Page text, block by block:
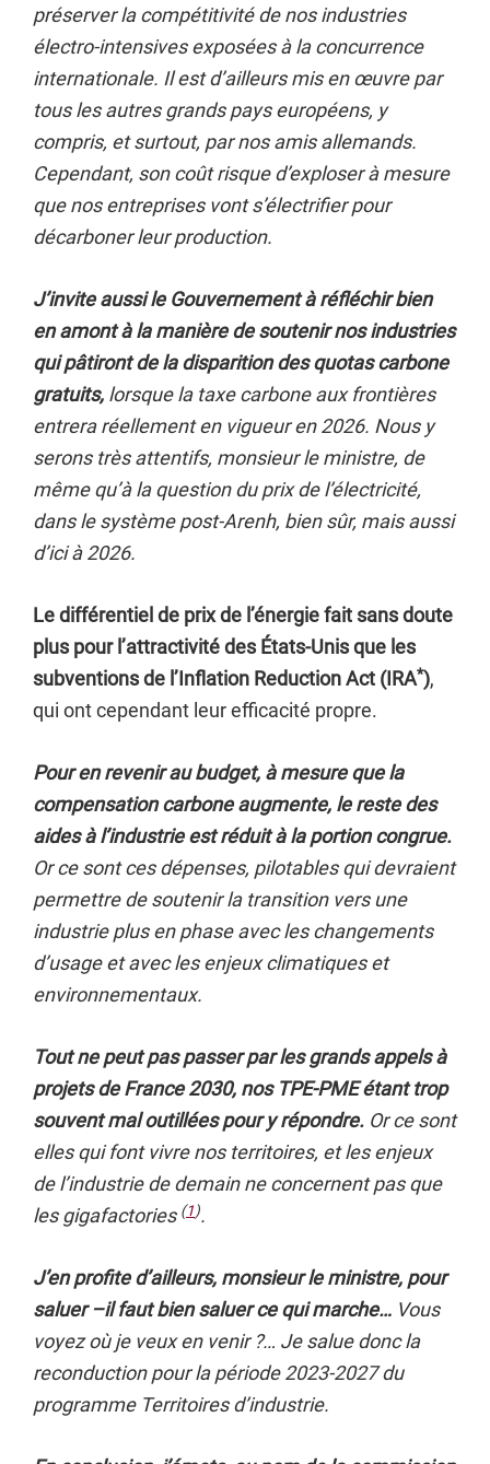
préserver la compétitivité de nos industries
électro-intensives exposées à la concurrence
internationale. Il est d’ailleurs mis en œuvre par
tous les autres grands pays européens, y
compris, et surtout, par nos amis allemands.
Cependant, son coût risque d’exploser à mesure
que nos entreprises vont s’électrifier pour
décarboner leur production.
J’invite aussi le Gouvernement à réfléchir bien
en amont à la manière de soutenir nos industries
qui pâtiront de la disparition des quotas carbone
gratuits, lorsque la taxe carbone aux frontières
entrera réellement en vigueur en 2026. Nous y
serons très attentifs, monsieur le ministre, de
même qu’à la question du prix de l’électricité,
dans le système post-Arenh, bien sûr, mais aussi
d’ici à 2026.
Le différentiel de prix de l’énergie fait sans doute
plus pour l’attractivité des États-Unis que les
subventions de l’Inflation Reduction Act (IRA*),
qui ont cependant leur efficacité propre.
Pour en revenir au budget, à mesure que la
compensation carbone augmente, le reste des
aides à l’industrie est réduit à la portion congrue.
Or ce sont ces dépenses, pilotables qui devraient
permettre de soutenir la transition vers une
industrie plus en phase avec les changements
d’usage et avec les enjeux climatiques et
environnementaux.
Tout ne peut pas passer par les grands appels à
projets de France 2030, nos TPE-PME étant trop
souvent mal outillées pour y répondre. Or ce sont
elles qui font vivre nos territoires, et les enjeux
de l’industrie de demain ne concernent pas que
les gigafactories (1).
J’en profite d’ailleurs, monsieur le ministre, pour
saluer –il faut bien saluer ce qui marche… Vous
voyez où je veux en venir ?… Je salue donc la
reconduction pour la période 2023-2027 du
programme Territoires d’industrie.